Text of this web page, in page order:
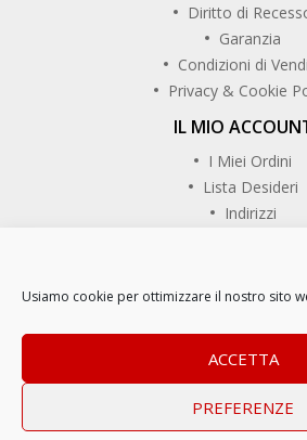
Usiamo cookie per ottimizzare il nostro sito
ACCETTA
PREFERENZE
Diritto di
Garanzia
Condizioni di
Privacy & Cookie
IL MIO
I Miei Ordini
Lista Desideri
Indirizzi